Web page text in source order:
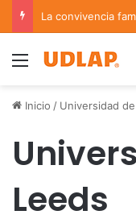
Menu
Inicio / Universidad
Leeds